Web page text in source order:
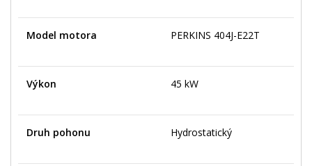
Model motora PERKINS 404J-E22T
Výkon 45 kW
Druh pohonu Hydrostatický